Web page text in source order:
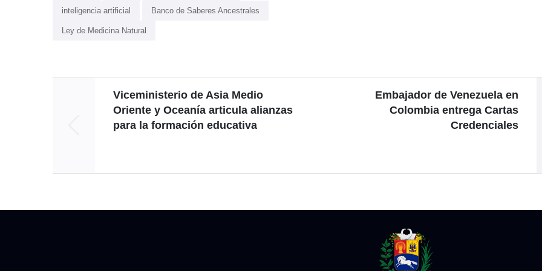
inteligencia artificial Banco de Saberes Ancestrales
Ley de Medicina Natural
Viceministerio de Asia Medio
Oriente y Oceanía articula alianzas
para la formación educativa
Embajador de Venezuela en
Colombia entrega Cartas
Credenciales